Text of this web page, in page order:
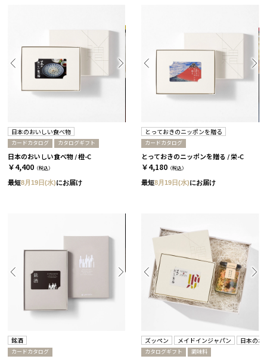
日本のおいしい食べ物
カードカタログ カタログギフト
日本のおいしい食べ物 / 橙-C
￥4,400 （税込）
最短8月19日(水)にお届け
とっておきのニッポンを贈る
カードカタログ
とっておきのニッポンを贈る / 栄-C
￥4,180 （税込）
最短8月19日(水)にお届け
銘酒
カードカタログ
ズッペン メイドインジャパン 日本のお
カタログギフト 調味料